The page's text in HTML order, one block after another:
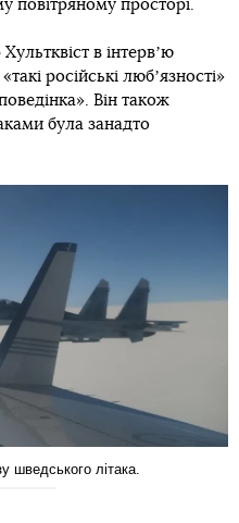
повітряному просторі.
в інтервʼю
російські любʼязності»
Він також
була занадто
шведського літака.